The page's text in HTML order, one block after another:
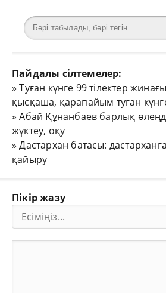
Пайдалы сілтемелер:
»Туған күнге 99 тілектер
қысқаша, қарапайым туған
»Абай Құнанбаев барлық
жүктеу, оқу
»Дастархан батасы:
қайыру
Пікір жазу